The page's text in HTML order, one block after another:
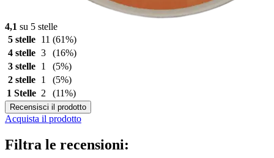
4,1 su 5 stelle
5 stelle
11 (61%)
4 stelle 3
(16%)
3 stelle
1
(5%)
2 stelle
1
(5%)
1 Stelle 2 (11%)
Recensisci il prodotto
Acquista il prodotto
Filtra le recensioni: